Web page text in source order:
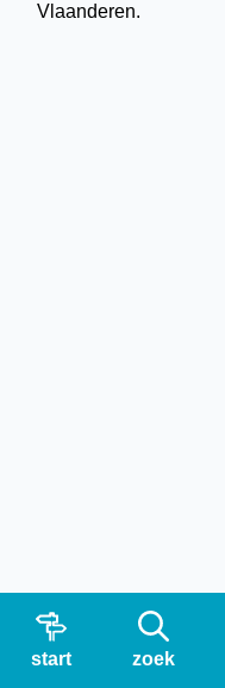
Vlaanderen.
start zoek